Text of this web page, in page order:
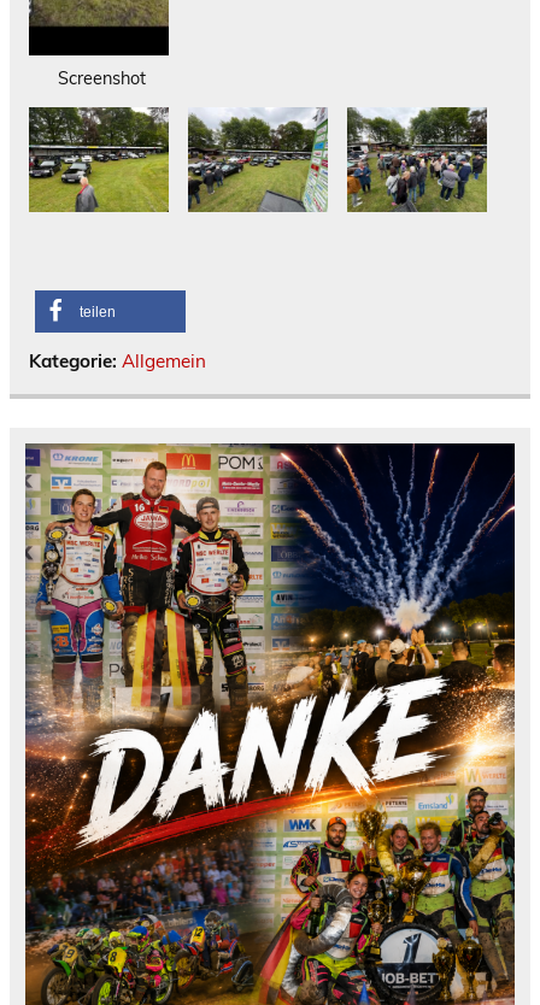
Screenshot
teilen
Kategorie: Allgemein